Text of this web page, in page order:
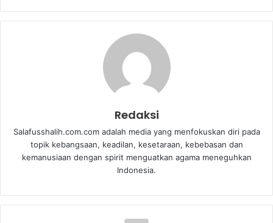
Redaksi
Salafusshalih.com.com adalah media yang menfokuskan diri pada
topik kebangsaan, keadilan, kesetaraan, kebebasan dan
kemanusiaan dengan spirit menguatkan agama meneguhkan
Indonesia.